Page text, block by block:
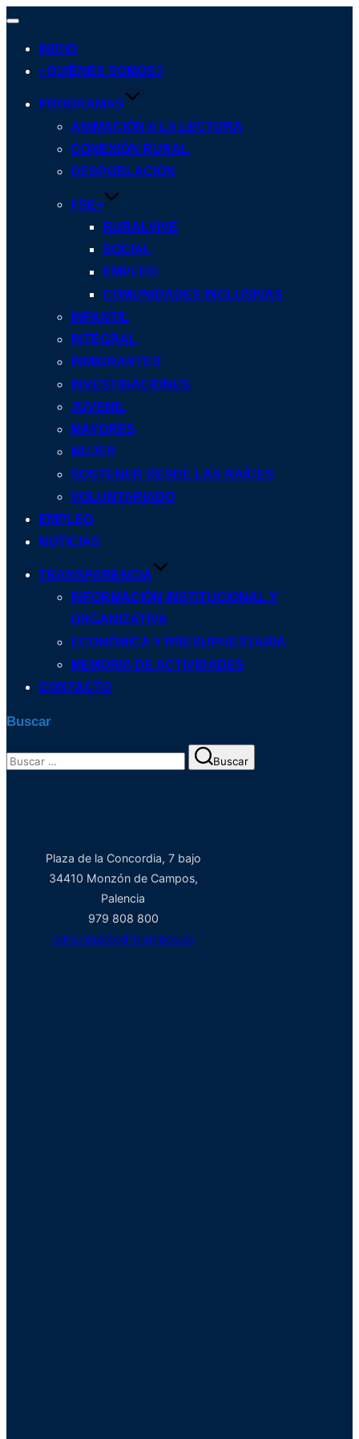
Alternar
INICIO
¿QUIÉNES SOMOS?
PROGRAMAS
ANIMACIÓN A LA LECTURA
CONEXIÓN RURAL
DESPOBLACIÓN
FSE+
RURALVIVE
SOCIAL
EMPLEO
COMUNIDADES INCLUSIVAS
INFANTIL
INTEGRAL
INMIGRANTES
INVESTIGACIONES
JUVENIL
MAYORES
MUJER
SOSTENER DESDE LAS RAÍCES
VOLUNTARIADO
EMPLEO
NOTICIAS
TRANSPARENCIA
INFORMACIÓN INSTITUCIONAL Y
ORGANIZATIVA
ECONÓMICA Y PRESUPUESTARIA
MEMORIA DE ACTIVIDADES
CONTACTO
Buscar
Buscar:
Buscar
Plaza de la Concordia, 7 bajo
34410 Monzón de Campos,
Palencia
979 808 800
cdrucieza@cdrtcampos.es